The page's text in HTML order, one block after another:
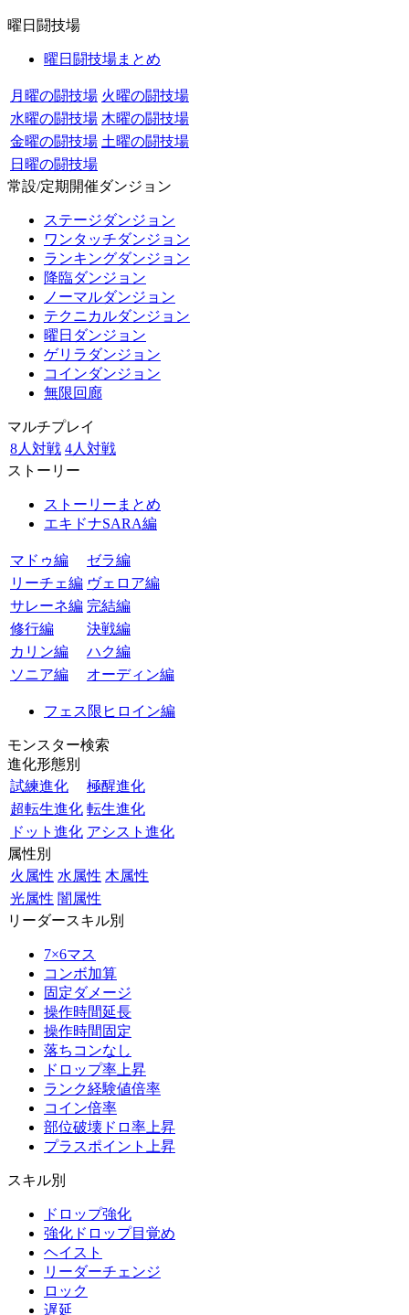
曜日闘技場
曜日闘技場まとめ
月曜の闘技場 火曜の闘技場
水曜の闘技場 木曜の闘技場
金曜の闘技場 土曜の闘技場
日曜の闘技場
常設/定期開催ダンジョン
ステージダンジョン
ワンタッチダンジョン
ランキングダンジョン
降臨ダンジョン
ノーマルダンジョン
テクニカルダンジョン
曜日ダンジョン
ゲリラダンジョン
コインダンジョン
無限回廊
マルチプレイ
8人対戦 4人対戦
ストーリー
ストーリーまとめ
エキドナSARA編
マドゥ編
ゼラ編
リーチェ編 ヴェロア編
サレーネ編 完結編
修行編
決戦編
カリン編
ハク編
ソニア編
オーディン編
フェス限ヒロイン編
モンスター検索
進化形態別
試練進化
極醒進化
超転生進化 転生進化
ドット進化 アシスト進化
属性別
火属性 水属性 木属性
光属性 闇属性
リーダースキル別
7×6マス
コンボ加算
固定ダメージ
操作時間延長
操作時間固定
落ちコンなし
ドロップ率上昇
ランク経験値倍率
コイン倍率
部位破壊ドロ率上昇
プラスポイント上昇
スキル別
ドロップ強化
強化ドロップ目覚め
ヘイスト
リーダーチェンジ
ロック
遅延